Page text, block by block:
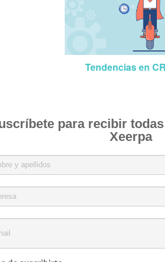
Tendencias en
para recibir
Xeerpa